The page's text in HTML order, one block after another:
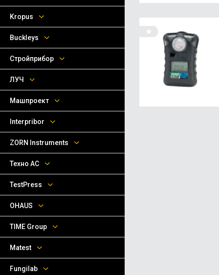
Kropus
Buckleys
Стройприбор
ЛУЧ
Машпроект
Interpribor
ZORN Instruments
Техно АС
TestPress
OHAUS
TIME Group
Matest
Fungilab